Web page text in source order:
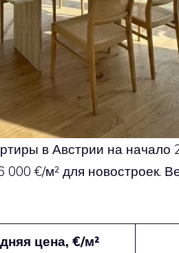
в Австрии на начало
000 €/м² для новостроек.
цена, €/м²